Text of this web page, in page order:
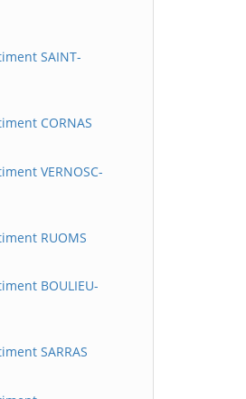
SAINT-
CORNAS
VERNOSC-
RUOMS
BOULIEU-
SARRAS